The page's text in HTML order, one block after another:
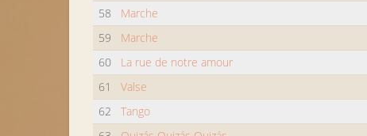
58
Marche
59
Marche
60
La rue de notre amour
61
Valse
62
Tango